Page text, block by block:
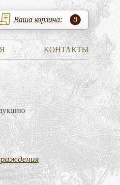
Ваша корзина: 0
КОНТАКТЫ